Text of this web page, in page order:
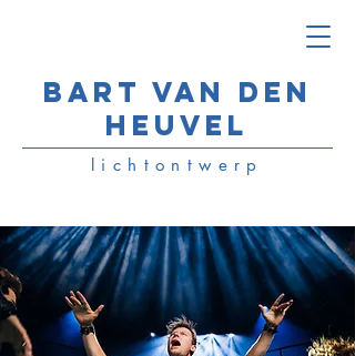
Bart van den
Heuvel
lichtontwerp